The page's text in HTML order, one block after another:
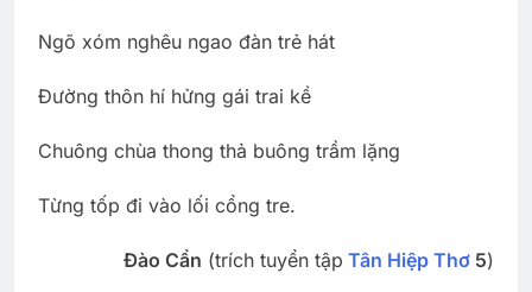
Ngõ xóm nghêu ngao đàn trẻ hát
Đường thôn hí hửng gái trai kề
Chuông chùa thong thả buông trầm lặng
Từng tốp đi vào lối cổng tre.
Đào Cẩn (trích tuyển tập Tân Hiệp Thơ 5)